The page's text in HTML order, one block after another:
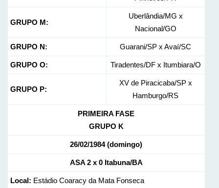
GRUPO M:
Uberlândia/MG x
Nacional/GO
GRUPO N: Guarani/SP x Avaí/SC
GRUPO O: Tiradentes/DF x Itumbiara/O
GRUPO P:
XV de Piracicaba/SP x
Hamburgo/RS
PRIMEIRA FASE
GRUPO K
26/02/1984 (domingo)
ASA 2 x 0 Itabuna/BA
Local: Estádio Coaracy da Mata Fonseca